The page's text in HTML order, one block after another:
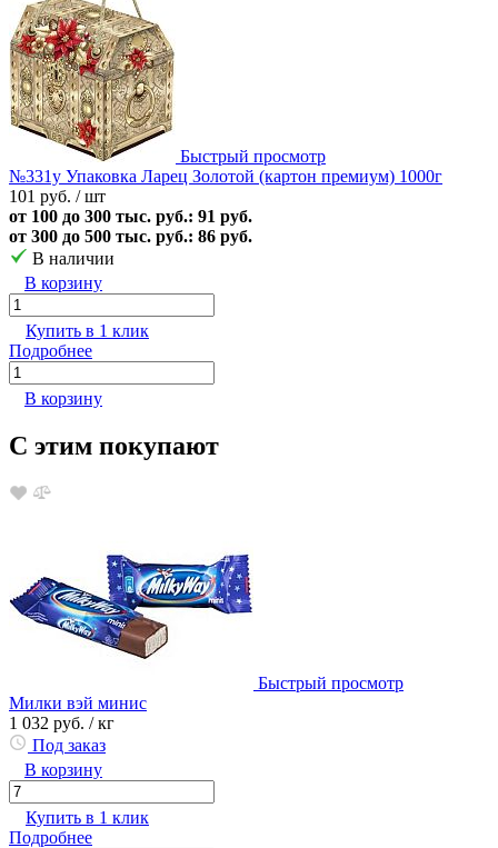
Быстрый просмотр
№331у Упаковка Ларец Золотой (картон премиум) 1000г
101 руб. / шт
от 100 до 300 тыс. руб.: 91 руб.
от 300 до 500 тыс. руб.: 86 руб.
В наличии
В корзину
Купить в 1 клик
Подробнее
В корзину
С этим покупают
Быстрый просмотр
Милки вэй минис
1 032 руб. / кг
Под заказ
В корзину
Купить в 1 клик
Подробнее